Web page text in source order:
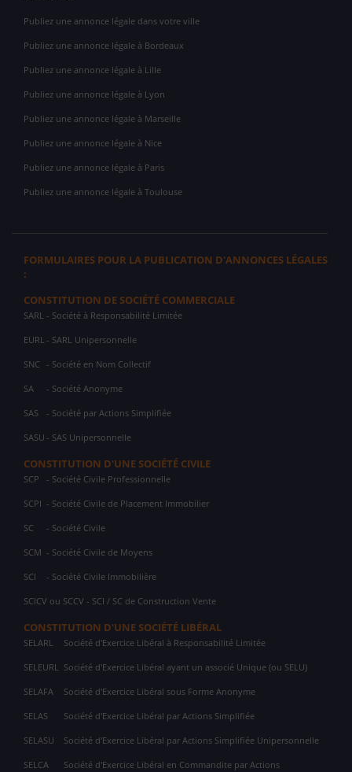
Publiez une annonce légale dans votre ville
Publiez une annonce légale à Bordeaux
Publiez une annonce légale à Lille
Publiez une annonce légale à Lyon
Publiez une annonce légale à Marseille
Publiez une annonce légale à Nice
Publiez une annonce légale à Paris
Publiez une annonce légale à Toulouse
FORMULAIRES POUR LA PUBLICATION D'ANNONCES LÉGALES
:
CONSTITUTION DE SOCIÉTÉ COMMERCIALE
SARL - Société à Responsabilité Limitée
EURL - SARL Unipersonnelle
SNC - Société en Nom Collectif
SA - Société Anonyme
SAS - Société par Actions Simplifiée
SASU - SAS Unipersonnelle
CONSTITUTION D'UNE SOCIÉTÉ CIVILE
SCP - Société Civile Professionnelle
SCPI - Société Civile de Placement Immobilier
SC - Société Civile
SCM - Société Civile de Moyens
SCI - Société Civile Immobilière
SCICV ou SCCV - SCI / SC de Construction Vente
CONSTITUTION D'UNE SOCIÉTÉ LIBÉRAL
SELARL Société d'Exercice Libéral à Responsabilité Limitée
SELEURL Société d'Exercice Libéral ayant un associé Unique (ou SELU)
SELAFA Société d'Exercice Libéral sous Forme Anonyme
SELAS Société d'Exercice Libéral par Actions Simplifiée
SELASU Société d'Exercice Libéral par Actions Simplifiée Unipersonnelle
SELCA Société d'Exercice Libéral en Commandite par Actions